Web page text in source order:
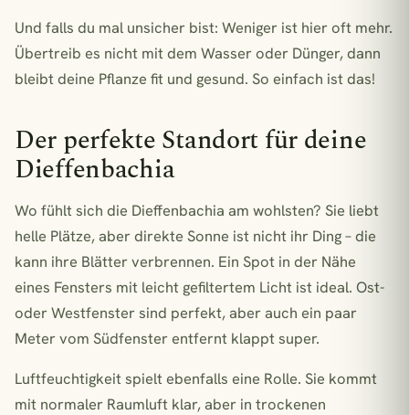
Und falls du mal unsicher bist: Weniger ist hier oft mehr.
Übertreib es nicht mit dem Wasser oder Dünger, dann
bleibt deine Pflanze fit und gesund. So einfach ist das!
Der perfekte Standort für deine
Dieffenbachia
Wo fühlt sich die Dieffenbachia am wohlsten? Sie liebt
helle Plätze, aber direkte Sonne ist nicht ihr Ding – die
kann ihre Blätter verbrennen. Ein Spot in der Nähe
eines Fensters mit leicht gefiltertem Licht ist ideal. Ost-
oder Westfenster sind perfekt, aber auch ein paar
Meter vom Südfenster entfernt klappt super.
Luftfeuchtigkeit spielt ebenfalls eine Rolle. Sie kommt
mit normaler Raumluft klar, aber in trockenen